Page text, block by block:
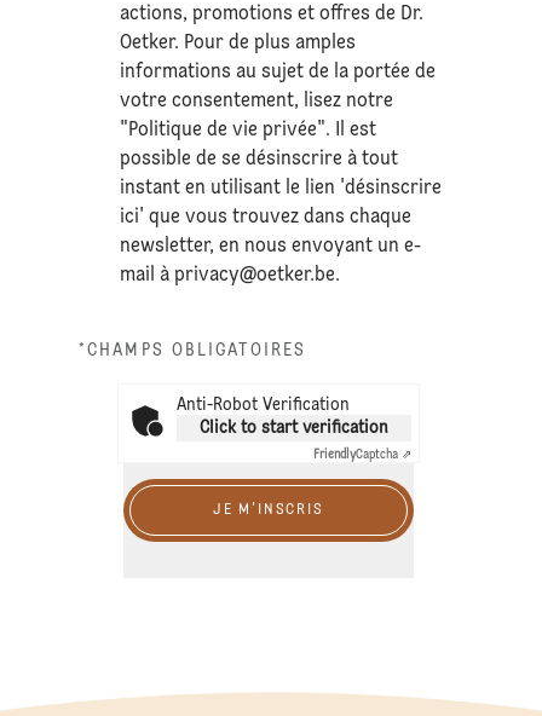
actions, promotions et offres de Dr.
Oetker. Pour de plus amples
informations au sujet de la portée de
votre consentement, lisez notre
"Politique de vie privée". Il est
possible de se désinscrire à tout
instant en utilisant le lien 'désinscrire
ici' que vous trouvez dans chaque
newsletter, en nous envoyant un e-
mail àprivacy@oetker.be.
*CHAMPS OBLIGATOIRES
Anti-Robot Verification
Click to start verification
FriendlyCaptcha ⇗
JE M'INSCRIS